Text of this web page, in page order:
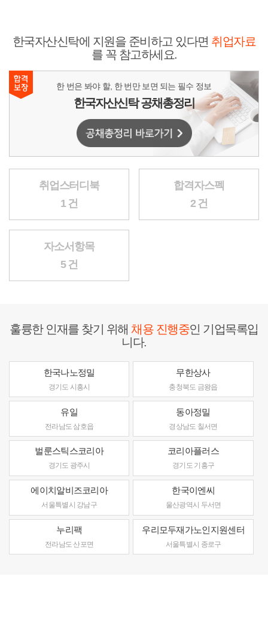
한국자산신탁에 지원을 준비하고 있다면 취업자료
를 꼭 참고하세요.
한 번은 봐야 할, 한 번만 보면 되는 필수 정보
한국자산신탁 공채총정리
취업스터디북
1 건
합격자스펙
2 건
자소서항목
5 건
훌륭한 인재를 찾기 위해채용 진행중인 기업목록입
니다.
한국나노정밀
경기도 시흥시
무한상사
충청북도 금왕읍
유일
전라남도 삼호읍
동아정밀
경상남도 칠서면
벌룬스틱스코리아
경기도 광주시
코리아플러스
경기도 기흥구
에이치알비즈코리아
서울특별시 강남구
한국이엔씨
울산광역시 두서면
누리팩
전라남도 산포면
우리모두재가노인지원센터
서울특별시 종로구